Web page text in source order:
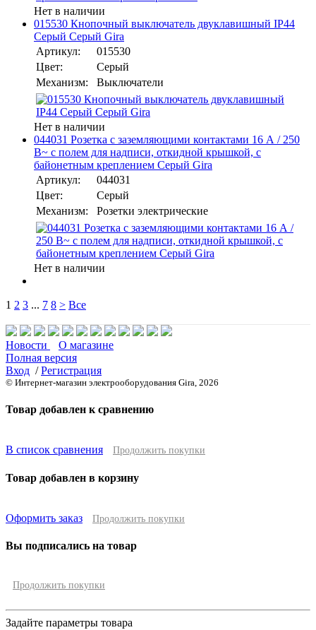
Нет в наличии
015530 Кнопочный выключатель двуклавишный IP44
Серый Серый Gira
Артикул:
015530
Цвет:
Серый
Механизм:
Выключатели
Нет в наличии
044031 Розетка с заземляющими контактами 16 А / 250
В~ с полем для надписи, откидной крышкой, с
байонетным креплением Серый Gira
Артикул:
044031
Цвет:
Серый
Механизм:
Розетки электрические
Нет в наличии
1 2 3 ... 7 8 > Все
Новости
О магазине
Полная версия
Вход /Регистрация
© Интернет-магазин электрооборудования Gira, 2026
Товар добавлен к сравнению
В список сравнения Продолжить покупки
Товар добавлен в корзину
Оформить заказ Продолжить покупки
Вы подписались на товар
Продолжить покупки
Задайте параметры товара